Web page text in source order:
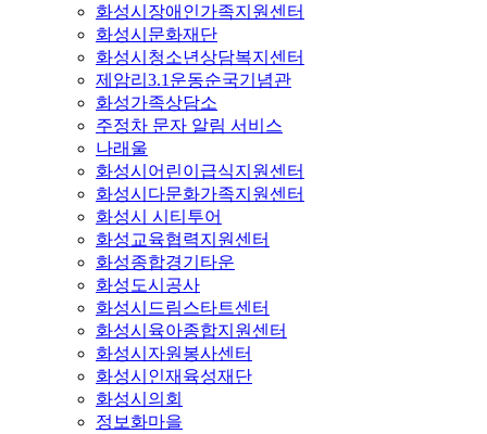
화성시장애인가족지원센터
화성시문화재단
화성시청소년상담복지센터
제암리3.1운동순국기념관
화성가족상담소
주정차 문자 알림 서비스
나래울
화성시어린이급식지원센터
화성시다문화가족지원센터
화성시 시티투어
화성교육협력지원센터
화성종합경기타운
화성도시공사
화성시드림스타트센터
화성시육아종합지원센터
화성시자원봉사센터
화성시인재육성재단
화성시의회
정보화마을